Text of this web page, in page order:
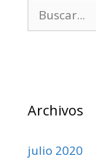
Archivos
julio 2020